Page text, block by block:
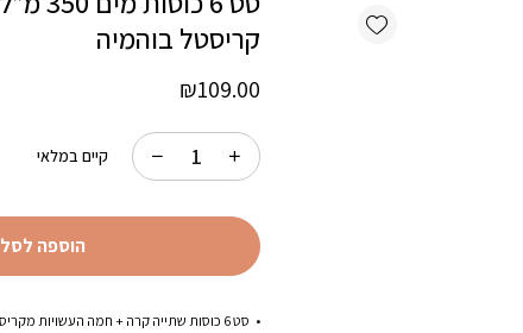
קריסטל בוהמיה
₪109.00
סט 6 כוסות שתייה קרה + חמה העשויות מקריסטל איכותי וחזק.
קיים במלאי
הוספה לסל
Add wishlist